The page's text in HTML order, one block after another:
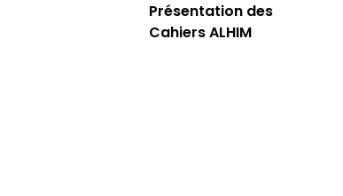
Présentation des
Cahiers ALHIM